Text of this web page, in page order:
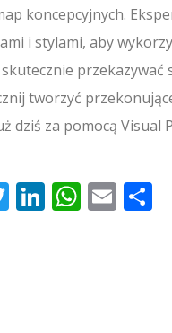
koncepcyjnych.
i stylami, aby
przekazywać
tworzyć
dziś za pomocą Visual
Twitter
LinkedIn
Email